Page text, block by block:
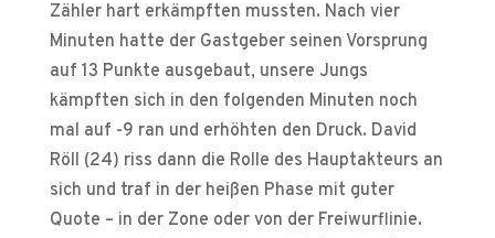
Zähler hart erkämpften mussten. Nach vier
Minuten hatte der Gastgeber seinen Vorsprung
auf 13 Punkte ausgebaut, unsere Jungs
kämpften sich in den folgenden Minuten noch
mal auf -9 ran und erhöhten den Druck. David
Röll (24) riss dann die Rolle des Hauptakteurs an
sich und traf in der heißen Phase mit guter
Quote – in der Zone oder von der Freiwurflinie.